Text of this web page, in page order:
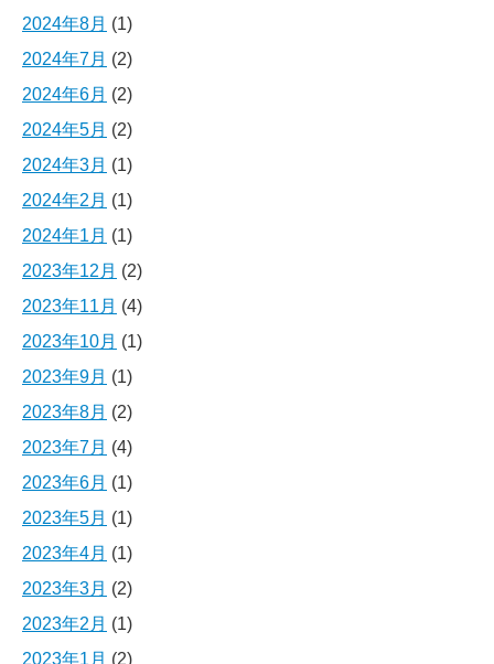
2024年8月 (1)
2024年7月 (2)
2024年6月 (2)
2024年5月 (2)
2024年3月 (1)
2024年2月 (1)
2024年1月 (1)
2023年12月 (2)
2023年11月 (4)
2023年10月 (1)
2023年9月 (1)
2023年8月 (2)
2023年7月 (4)
2023年6月 (1)
2023年5月 (1)
2023年4月 (1)
2023年3月 (2)
2023年2月 (1)
2023年1月 (2)